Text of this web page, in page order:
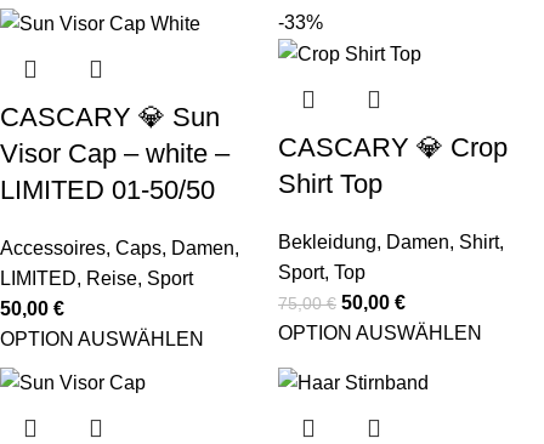
CASCARY 💎 Sun
Visor Cap – white –
LIMITED 01-50/50
Accessoires, Caps, Damen,
LIMITED, Reise, Sport
50,00 €
OPTION AUSWÄHLEN
-33%
CASCARY 💎 Crop
Shirt Top
Bekleidung, Damen, Shirt,
Sport, Top
75,00€ 50,00 €
OPTION AUSWÄHLEN